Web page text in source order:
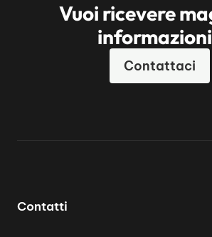
Vuoi ricevere
Contattaci
Contatti